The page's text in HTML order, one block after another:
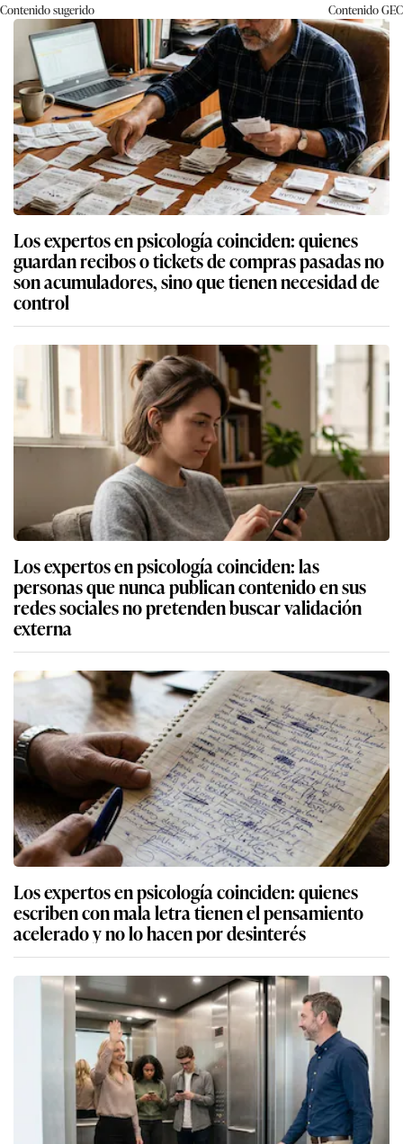
Contenido sugerido ContenidoGEC
Los expertos en psicología coinciden: quienes
guardan recibos o tickets de compras pasadas no
son acumuladores, sino que tienen necesidad de
control
Los expertos en psicología coinciden: las
personas que nunca publican contenido en sus
redes sociales no pretenden buscar validación
externa
Los expertos en psicología coinciden: quienes
escriben con mala letra tienen el pensamiento
acelerado y no lo hacen por desinterés